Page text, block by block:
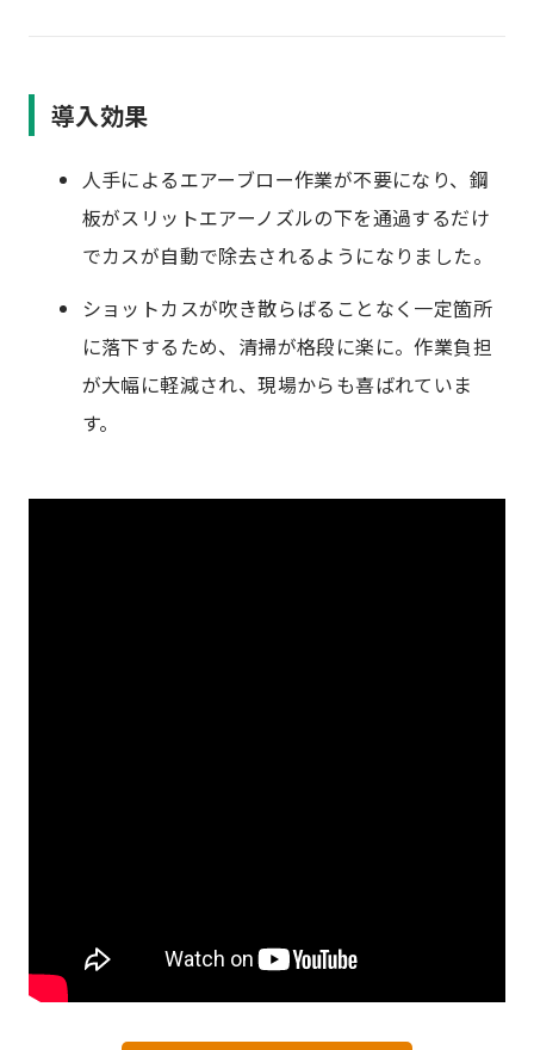
導入効果
人手によるエアーブロー作業が不要になり、鋼
板がスリットエアーノズルの下を通過するだけ
でカスが自動で除去されるようになりました。
ショットカスが吹き散らばることなく一定箇所
に落下するため、清掃が格段に楽に。作業負担
が大幅に軽減され、現場からも喜ばれていま
す。